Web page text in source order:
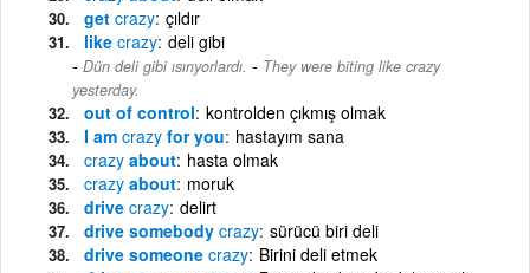
get crazy çıldır
like crazy deli gibi
Dün deli gibi ısırıyorlardı. - They were biting like crazy
yesterday.
out of control kontrolden çıkmış olmak
I am crazy for you hastayım sana
crazy about hasta olmak
crazy about moruk
drive crazy delirt
drive somebody crazy sürücü biri deli
drive someone crazy Birini deli etmek